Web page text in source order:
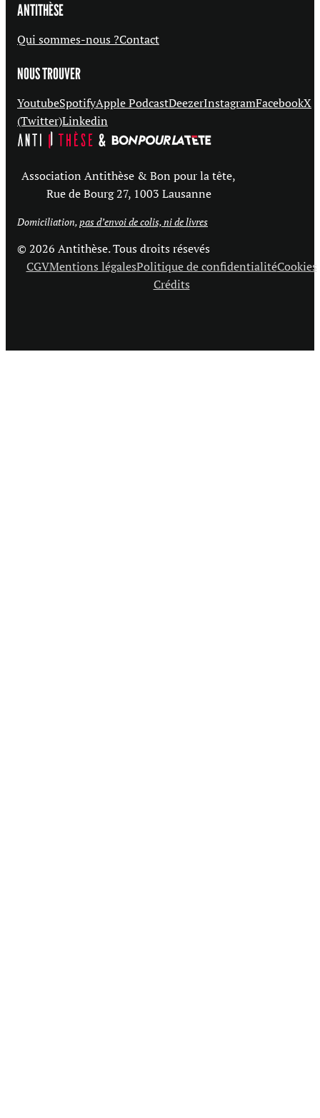
ANTITHÈSE
Qui sommes-nous ?Contact
NOUS TROUVER
YoutubeSpotifyApple PodcastDeezerInstagramFacebookX
(Twitter)Linkedin
Association Antithèse & Bon pour la tête,
Rue de Bourg 27, 1003 Lausanne
Domiciliation,pas d’envoi de colis, ni de livres
© 2026 Antithèse. Tous droits résevés
CGVMentions légalesPolitique de confidentialitéCookies
Crédits